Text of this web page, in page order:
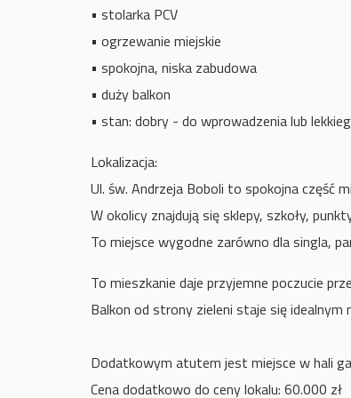
• stolarka PCV
• ogrzewanie miejskie
• spokojna, niska zabudowa
• duży balkon
• stan: dobry - do wprowadzenia lub
Lokalizacja:
Ul. św. Andrzeja Boboli to spokojna część
W okolicy znajdują się sklepy, szkoły,
To miejsce wygodne zarówno dla singla,
To mieszkanie daje przyjemne poczucie
Balkon od strony zieleni staje się idealnym
Dodatkowym atutem jest miejsce w hali
Cena dodatkowo do ceny lokalu: 60.000 zł